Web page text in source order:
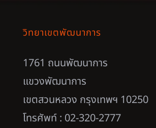
วิทยาเขตพัฒนาการ
1761 ถนนพัฒนาการ
แขวงพัฒนาการ
เขตสวนหลวง กรุงเทพฯ 10250
โทรศัพท์ : 02-320-2777